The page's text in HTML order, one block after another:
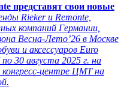
представят свои новые
Rieker и Remonte,
компаний Германии,
Весна-Лето’26 в Москве
и аксессуаров Euro
30 августа 2025 г. на
конгресс-центре ЦМТ на